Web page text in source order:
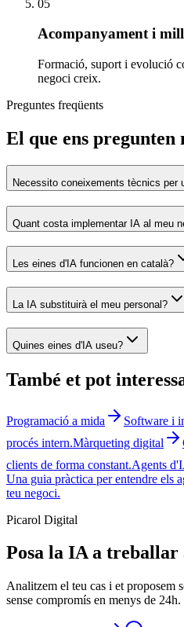
05
Acompanyament i
Formació, suport i evolució
negoci creix.
Preguntes freqüents
El que ens pregunten
Necessito coneixements tècnics per
Quant costa implementar IA al meu
Les eines d'IA funcionen en català?
La IA substituirà el meu personal?
Quines eines d'IA useu?
També et pot
Programació a mida
Software i
procés intern.Màrqueting digital
clients de forma constant.Agents
Una guia pràctica per entendre els
teu negoci.
Picarol Digital
Posa la IA a treballar
Analitzem el teu cas i et proposem
sense compromís en menys de 24h.